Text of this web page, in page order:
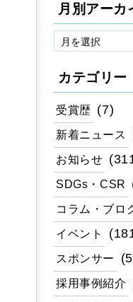
月別アーカ
カテゴリー
受賞歴 (7)
新着ニュース
お知らせ
SDGs・CSR
コラム・ブロ
イベント
スポンサー
採用事例紹介